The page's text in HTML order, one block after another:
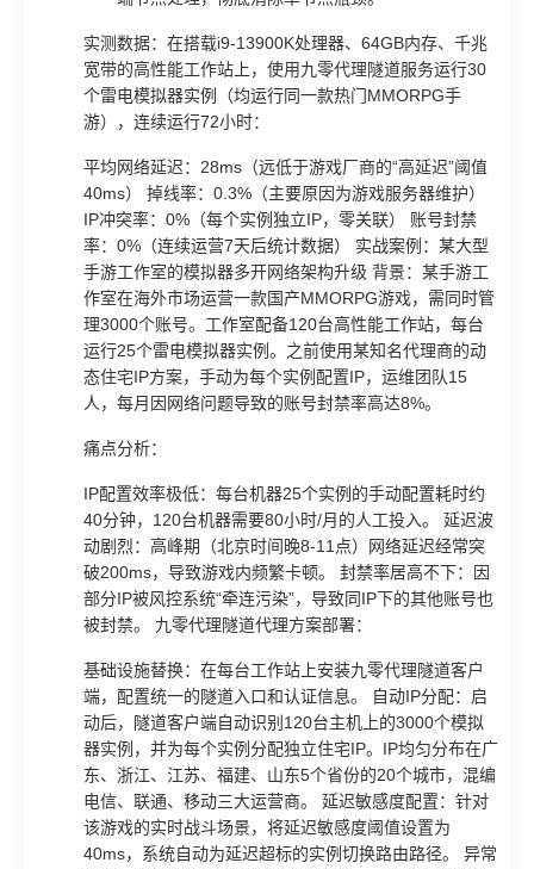
实测数据：在搭载i9-13900K处理器、64GB内存、千兆
宽带的高性能工作站上，使用九零代理隧道服务运行30
个雷电模拟器实例（均运行同一款热门MMORPG手
游），连续运行72小时：
平均网络延迟：28ms（远低于游戏厂商的“高延迟”阈值
40ms） 掉线率：0.3%（主要原因为游戏服务器维护）
IP冲突率：0%（每个实例独立IP，零关联） 账号封禁
率：0%（连续运营7天后统计数据） 实战案例：某大型
手游工作室的模拟器多开网络架构升级 背景：某手游工
作室在海外市场运营一款国产MMORPG游戏，需同时管
理3000个账号。工作室配备120台高性能工作站，每台
运行25个雷电模拟器实例。之前使用某知名代理商的动
态住宅IP方案，手动为每个实例配置IP，运维团队15
人，每月因网络问题导致的账号封禁率高达8%。
痛点分析：
IP配置效率极低：每台机器25个实例的手动配置耗时约
40分钟，120台机器需要80小时/月的人工投入。 延迟波
动剧烈：高峰期（北京时间晚8-11点）网络延迟经常突
破200ms，导致游戏内频繁卡顿。 封禁率居高不下：因
部分IP被风控系统“牵连污染”，导致同IP下的其他账号也
被封禁。 九零代理隧道代理方案部署：
基础设施替换：在每台工作站上安装九零代理隧道客户
端，配置统一的隧道入口和认证信息。 自动IP分配：启
动后，隧道客户端自动识别120台主机上的3000个模拟
器实例，并为每个实例分配独立住宅IP。IP均匀分布在广
东、浙江、江苏、福建、山东5个省份的20个城市，混编
电信、联通、移动三大运营商。 延迟敏感度配置：针对
该游戏的实时战斗场景，将延迟敏感度阈值设置为
40ms，系统自动为延迟超标的实例切换路由路径。 异常